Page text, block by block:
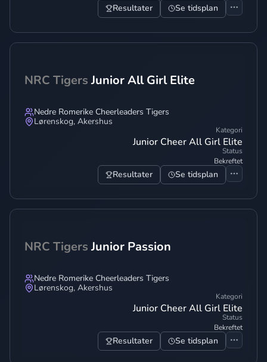
Resultater Se tidsplan
NRC Tigers Junior All Girl Elite
Nedre Romerike Cheerleaders Tigers
Lørenskog, Akershus
Kategori
Junior Cheer All Girl Elite
Status
Bekreftet
Resultater Se tidsplan
NRC Tigers Junior Passion
Nedre Romerike Cheerleaders Tigers
Lørenskog, Akershus
Kategori
Junior Cheer All Girl Elite
Status
Bekreftet
Resultater Se tidsplan